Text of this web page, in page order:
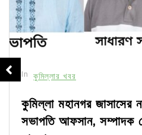
In কুমিল্লার খবর
কুমিল্লা মহানগর জাসাসের
সভাপতি আফসান, সম্পাদক